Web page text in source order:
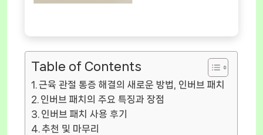
Table of Contents
근육 관절 통증 해결의 새로운 방법, 인버브 패치
인버브 패치의 주요 특징과 장점
인버브 패치 사용 후기
추천 및 마무리